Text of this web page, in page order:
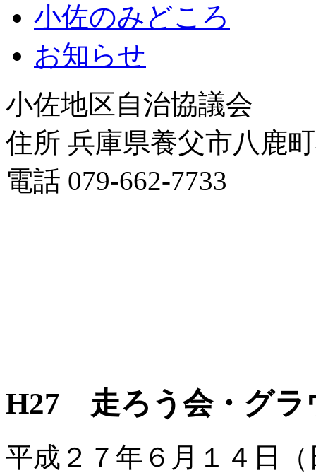
小佐のみどころ
お知らせ
小佐地区自治協議会
住所 兵庫県養父市八鹿
電話 079-662-7733
H27 走ろう会・グラ
平成２７年６月１４日